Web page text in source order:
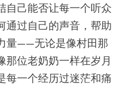
自己能否让每一个听众
通过自己的声音，帮助
量——无论是像村田那
那位老奶奶一样在岁月
每一个经历过迷茫和痛